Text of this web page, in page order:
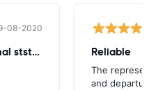
08-2020
until today - did not get final ststemant of the rent !! Reliable
The
and